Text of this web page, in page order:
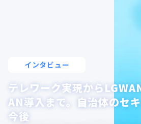
インタビュー
テレワーク実現から
AN導入まで。自治体のセ
今後